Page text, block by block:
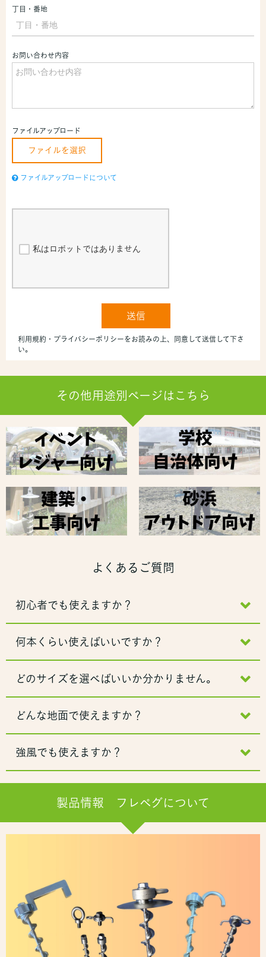
その他用途別ページはこちら
よくあるご質問
初心者でも使えますか？
何本くらい使えばいいですか？
どのサイズを選べばいいか分かりません。
どんな地面で使えますか？
強風でも使えますか？
製品情報 フレペグについて